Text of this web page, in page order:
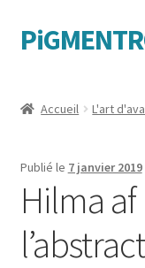
Aller
à
navigation
Aller
au
Sportives
Accueil L'art
Publié le 7 janvier 2019
Hilma